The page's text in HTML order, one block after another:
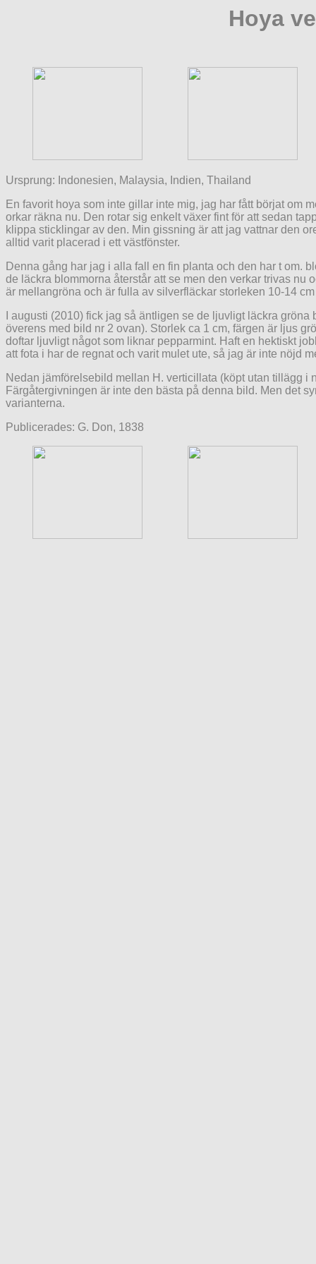
Hoya
Ursprung: Indonesien, Malaysia, Indien, Thailand
En favorit hoya som inte gillar inte mig, jag har fått börjat om
orkar räkna nu. Den rotar sig enkelt växer fint för att sedan
klippa sticklingar av den. Min gissning är att jag vattnar den
alltid varit placerad i ett västfönster.
Denna gång har jag i alla fall en fin planta och den har t om.
de läckra blommorna återstår att se men den verkar trivas nu
är mellangröna och är fulla av silverfläckar storleken 10-14
I augusti (2010) fick jag så äntligen se de ljuvligt läckra
överens med bild nr 2 ovan). Storlek ca 1 cm, färgen är ljus
doftar ljuvligt något som liknar pepparmint. Haft en hektiskt
att fota i har de regnat och varit mulet ute, så jag är inte nöjd
Nedan jämförelsebild mellan H. verticillata (köpt utan tillägg i
Färgåtergivningen är inte den bästa på denna bild. Men det
varianterna.
Publicerades: G. Don, 1838